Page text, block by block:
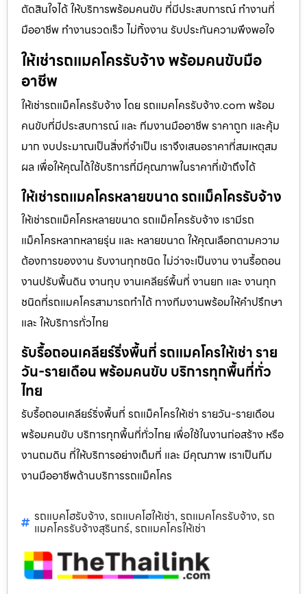
ตัดสินใจได้ ให้บริการพร้อมคนขับ ที่มีประสบการณ์ ทำงานที่
มืออาชีพ ทำงานรวดเร็ว ไม่ทิ้งงาน รับประกันความพึงพอใจ
ให้เช่ารถแมคโครรับจ้าง พร้อมคนขับมือ
อาชีพ
ให้เช่ารถแม็คโครรับจ้าง โดย รถแมคโครรับจ้าง.com พร้อม
คนขับที่มีประสบการณ์ และ ทีมงานมืออาชีพ ราคาถูก และคุ้ม
มาก งบประมาณเป็นสิ่งที่จำเป็น เราจึงเสนอราคาที่สมเหตุสม
ผล เพื่อให้คุณได้ใช้บริการที่มีคุณภาพในราคาที่เข้าถึงได้
ให้เช่ารถแมคโครหลายขนาด รถแม็คโครรับจ้าง
ให้เช่ารถแม็คโครหลายขนาด รถแม็คโครรับจ้าง เรามีรถ
แม็คโครหลากหลายรุ่น และ หลายขนาด ให้คุณเลือกตามความ
ต้องการของงาน รับงานทุกชนิด ไม่ว่าจะเป็นงาน งานรื้อถอน
งานปรับพื้นดิน งานทุบ งานเคลียร์พื้นที่ งานยก และ งานทุก
ชนิดที่รถแมคโครสามารถทำได้ ทางทีมงานพร้อมให้คำปรึกษา
และ ให้บริการทั่วไทย
รับรื้อถอนเคลียร์ริ่งพื้นที่ รถแมคโครให้เช่า ราย
วัน-รายเดือน พร้อมคนขับ บริการทุกพื้นที่ทั่ว
ไทย
รับรื้อถอนเคลียร์ริ่งพื้นที่ รถแม็คโครให้เช่า รายวัน-รายเดือน
พร้อมคนขับ บริการทุกพื้นที่ทั่วไทย เพื่อใช้ในงานก่อสร้าง หรือ
งานถมดิน ที่ให้บริการอย่างเต็มที่ และ มีคุณภาพ เราเป็นทีม
งานมืออาชีพด้านบริการรถแม็คโคร
รถแบคโฮรับจ้าง, รถแบคโฮให้เช่า, รถแมคโครรับจ้าง, รถ
แมคโครรับจ้างสุรินทร์, รถแมคโครให้เช่า